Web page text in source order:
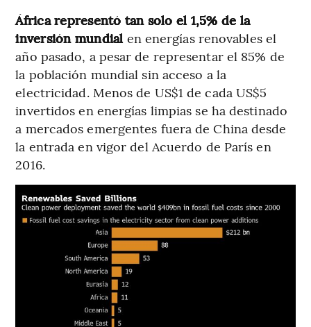
África representó tan solo el 1,5% de la
inversión mundial en energías renovables el
año pasado, a pesar de representar el 85% de
la población mundial sin acceso a la
electricidad. Menos de US$1 de cada US$5
invertidos en energías limpias se ha destinado
a mercados emergentes fuera de China desde
la entrada en vigor del Acuerdo de París en
2016.